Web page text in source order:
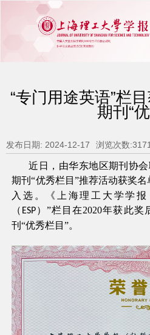
“专门用途英语”栏
期刊“
发布日期: 2024-12-17 浏览次数:3171
近日，由华东地区期刊协
期刊“优秀栏目”推荐活动获奖
入选。《
上海理工大学学报
（ ESP）”栏目在2020年获此
刊“优秀栏目”。